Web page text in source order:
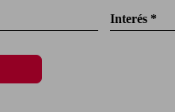
Interés *